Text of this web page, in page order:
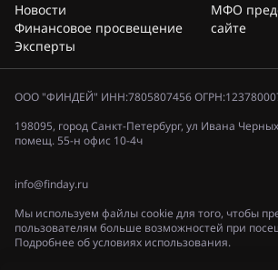
Новости
Финансовое просвещение
Эксперты
МФО
сайте
ООО "ФИНДЕЙ" ИНН:7805807456
198095, город Санкт-Петербург, ул Ивана
помещ. 55-н офис 10-4ч
info@finday.ru
Мы используем файлы cookie для того, чтобы
пользователям больше возможностей при
Подробнее об условиях использования.